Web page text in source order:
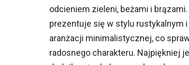
odcieniem zieleni, beżami i
prezentuje się w stylu rustykalnym
aranżacji minimalistycznej, co
radosnego charakteru. Najpiękniej